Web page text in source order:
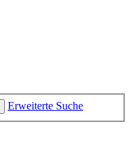
Erweiterte Suche